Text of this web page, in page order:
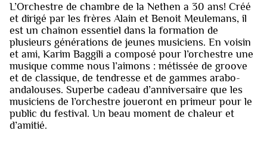
L’Orchestre de chambre de la Nethen a 30 ans! Créé
et dirigé par les frères Alain et Benoit Meulemans, il
est un chainon essentiel dans la formation de
plusieurs générations de jeunes musiciens. En voisin
et ami, Karim Baggili a composé pour l’orchestre une
musique comme nous l’aimons : métissée de groove
et de classique, de tendresse et de gammes arabo-
andalouses. Superbe cadeau d’anniversaire que les
musiciens de l’orchestre joueront en primeur pour le
public du festival. Un beau moment de chaleur et
d’amitié.